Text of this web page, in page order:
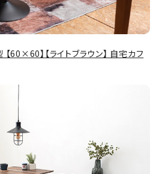
60×60】【ライトブラウン】 自宅カフ